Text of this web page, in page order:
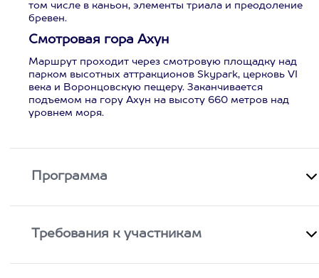
том числе в каньон, элементы триала и преодоление
бревен.
Смотровая гора Ахун
Маршрут проходит через смотровую площадку над
парком высотных аттракционов Skypark, церковь VI
века и Воронцовскую пещеру. Заканчивается
подъемом на гору Ахун на высоту 660 метров над
уровнем моря.
Программа
Требования к участникам